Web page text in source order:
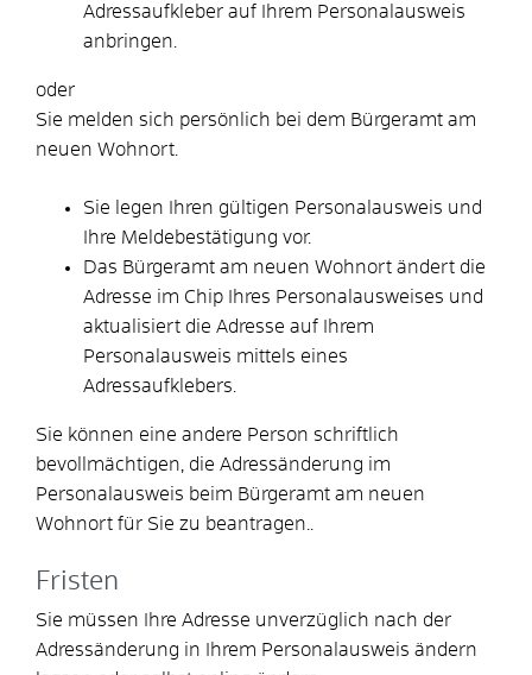
Adressaufkleber auf Ihrem Personalausweis
anbringen.
oder
Sie melden sich persönlich bei dem Bürgeramt am
neuen Wohnort.
Sie legen Ihren gültigen Personalausweis und
Ihre Meldebestätigung vor.
Das Bürgeramt am neuen Wohnort ändert die
Adresse im Chip Ihres Personalausweises und
aktualisiert die Adresse auf Ihrem
Personalausweis mittels eines
Adressaufklebers.
Sie können eine andere Person schriftlich
bevollmächtigen, die Adressänderung im
Personalausweis beim Bürgeramt am neuen
Wohnort für Sie zu beantragen..
Fristen
Sie müssen Ihre Adresse unverzüglich nach der
Adressänderung in Ihrem Personalausweis ändern